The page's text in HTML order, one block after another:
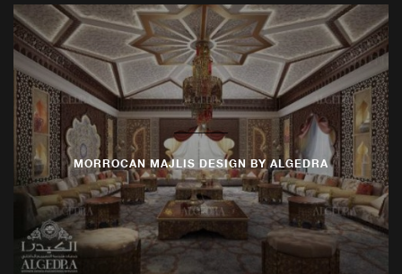
العناصر المغربية ونخطط بعناية لتحسين المساحة وضمان
توازن مثالي بين الجمال والوظيفة.
ابدأ رحلتك في تصميم المجلس على الطراز المغربي مع
الكيدرا، وحوّل مساحتك إلى فن يعبر عن الثقافة المغربية
تواصل معنااليوم للبدء في رحلة إنشاء مجلس فريد يعكس
شخصيتك ويجمع بين التراث والحداثة.
MORROCAN MAJLIS DESIGN BY ALGEDRA